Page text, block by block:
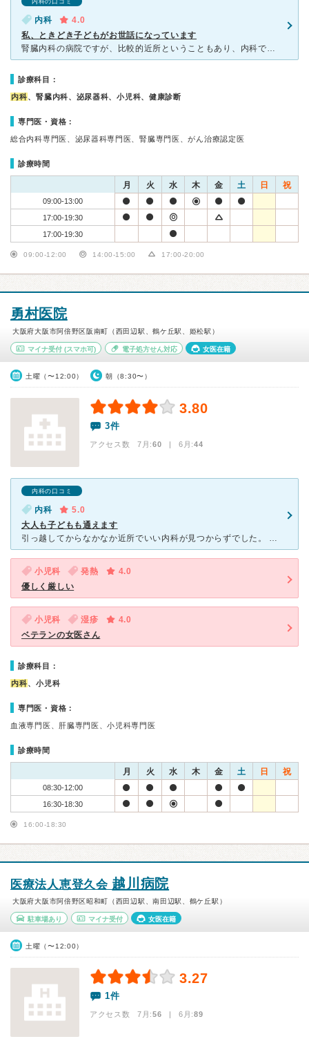
内科の口コミ
内科
4.0
私、ときどき子どもがお世話になっています
腎臓内科の病院ですが、比較的近所ということもあり、内科でかかっています。 また、子どものかかりつけの病院が休診のときに、小児科としてもかかっています。 午後の診療時間が遅めなので、混み具合によ
診療科目：
内科、腎臓内科、泌尿器科、小児科、健康診断
専門医・資格：
総合内科専門医、泌尿器科専門医、腎臓専門医、がん治療認定医
診療時間
月 火 水 木 金 土 日 祝
09:00-13:00
17:00-19:30
17:00-19:30
09:00-12:00 14:00-15:00 17:00-20:00
勇村医院
大阪府大阪市阿倍野区阪南町（西田辺駅、鶴ケ丘駅、姫松駅）
マイナ受付 (スマホ可) 電子処方せん対応 女医在籍
土曜（〜12:00） 朝（8:30〜）
3.80
3件
アクセス数 7月:60 | 6月:44
内科の口コミ
内科
5.0
大人も子どもも通えます
引っ越してからなかなか近所でいい内科が見つからずでした。 喉と胃が痛くて、近所の内科を探し回り勇村医院さんを発見。 診察30分前にも関わらず、受付ができ院内で待つことができました。 行って気付い
小児科 発熱
4.0
優しく厳しい
小児科 湿疹
4.0
ベテランの女医さん
診療科目：
内科、小児科
専門医・資格：
血液専門医、肝臓専門医、小児科専門医
診療時間
月 火 水 木 金 土 日 祝
08:30-12:00
16:30-18:30
16:00-18:30
医療法人恵登久会 越川病院
大阪府大阪市阿倍野区昭和町（西田辺駅、南田辺駅、鶴ケ丘駅）
駐車場あり マイナ受付 女医在籍
土曜（〜12:00）
3.27
1件
アクセス数 7月:56 | 6月:89